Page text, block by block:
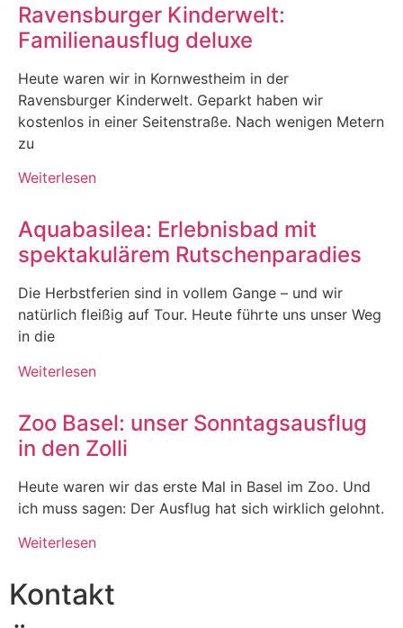
Ravensburger Kinderwelt:
Familienausflug deluxe
Heute waren wir in Kornwestheim in der
Ravensburger Kinderwelt. Geparkt haben wir
kostenlos in einer Seitenstraße. Nach wenigen Metern
zu
Weiterlesen
Aquabasilea: Erlebnisbad mit
spektakulärem Rutschenparadies
Die Herbstferien sind in vollem Gange – und wir
natürlich fleißig auf Tour. Heute führte uns unser Weg
in die
Weiterlesen
Zoo Basel: unser Sonntagsausflug
in den Zolli
Heute waren wir das erste Mal in Basel im Zoo. Und
ich muss sagen: Der Ausflug hat sich wirklich gelohnt.
Weiterlesen
Kontakt